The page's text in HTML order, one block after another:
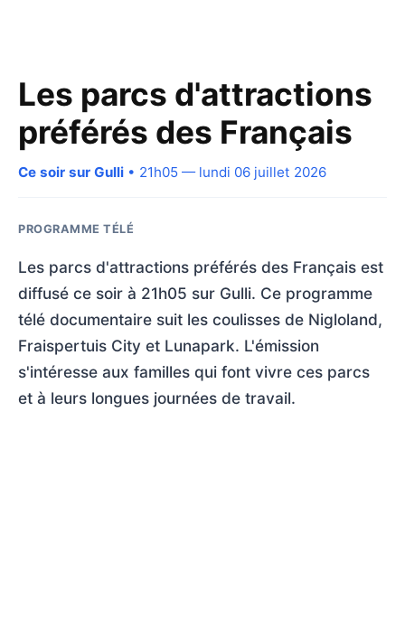
Les parcs d'attractions
préférés des Français
Ce soir sur Gulli • 21h05 — lundi 06 juillet 2026
PROGRAMME TÉLÉ
Les parcs d'attractions préférés des Français est
diffusé ce soir à 21h05 sur Gulli. Ce programme
télé documentaire suit les coulisses de Nigloland,
Fraispertuis City et Lunapark. L'émission
s'intéresse aux familles qui font vivre ces parcs
et à leurs longues journées de travail.